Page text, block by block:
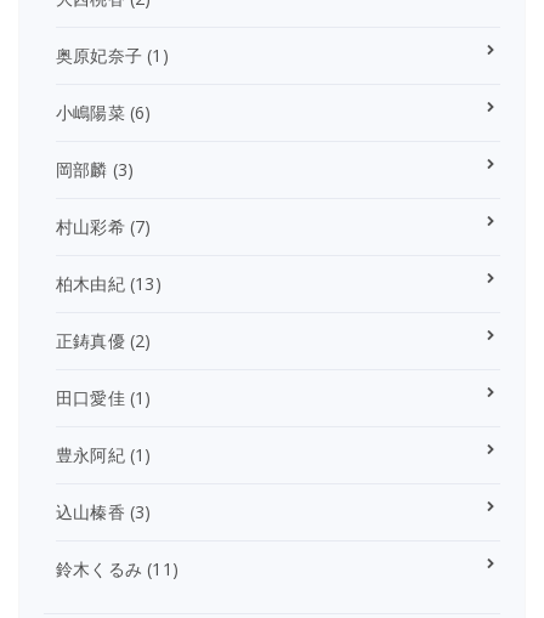
奥原妃奈子 (1)
小嶋陽菜(6)
岡部麟 (3)
村山彩希(7)
柏木由紀(13)
正鋳真優(2)
田口愛佳(1)
豊永阿紀(1)
込山榛香 (3)
鈴木くるみ (11)